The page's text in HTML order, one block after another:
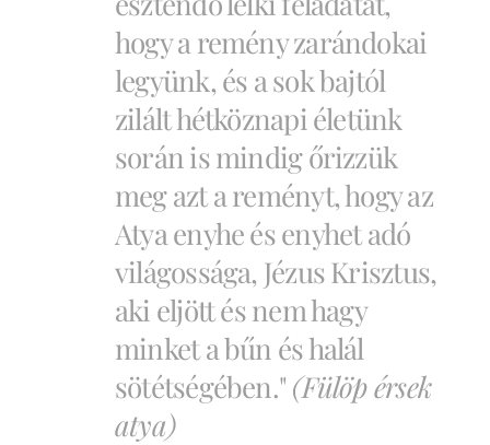
hogy a remény zarándokai
legyünk, és a sok bajtól
zilált hétköznapi életünk
során is mindig őrizzük
meg azt a reményt, hogy az
Atya enyhe és enyhet adó
világossága, Jézus Krisztus,
aki eljött és nem hagy
minket a bűn és halál
sötétségében." (Fülöp érsek
atya)